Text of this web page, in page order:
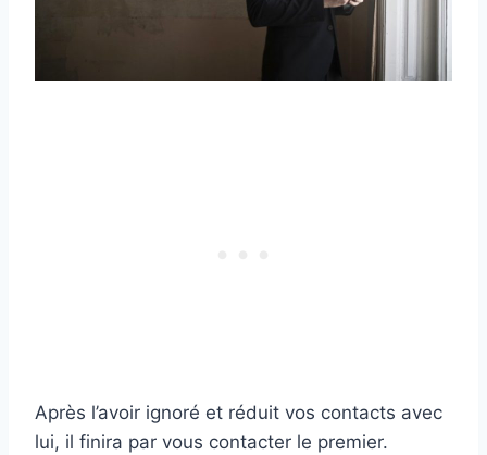
Après l’avoir ignoré et réduit vos contacts avec
lui, il finira par vous contacter le premier.